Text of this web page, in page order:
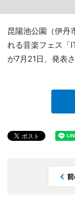
昆陽池公園（伊丹
れる音楽フェス「
が7月21日、発表さ